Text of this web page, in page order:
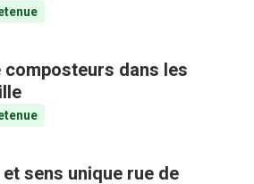
dans les
sens unique rue de